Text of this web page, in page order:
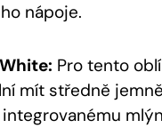
nápoje.
Pro tento
mít středně
integrovanému